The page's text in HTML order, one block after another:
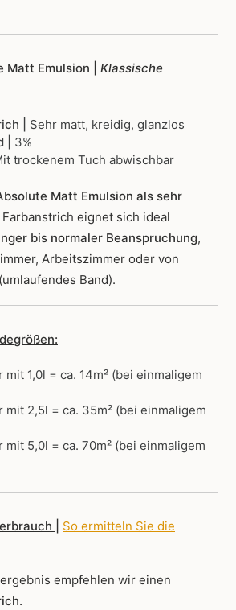
Emulsion | Klassische
| Sehr matt, kreidig, glanzlos
| 3%
trockenem Tuch abwischbar
Matt Emulsion als sehr
Farbanstrich eignet sich ideal
bis normaler Beanspruchung,
Arbeitszimmer oder von
Band).
mit 1,0l = ca. 14m² (bei einmaligem
mit 2,5l = ca. 35m² (bei einmaligem
mit 5,0l = ca. 70m² (bei einmaligem
|
So ermitteln Sie die
empfehlen wir einen